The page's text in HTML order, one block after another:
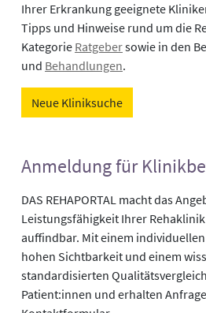
Ihrer Erkrankung geeignete
Tipps und Hinweise rund um die
Kategorie Ratgebersowie in den
und Behandlungen.
Neue Kliniksuche
Anmeldung für
DAS REHAPORTAL macht das
Leistungsfähigkeit Ihrer
auffindbar. Mit einem
hohen Sichtbarkeit und einem
standardisierten
Patient:innen und erhalten